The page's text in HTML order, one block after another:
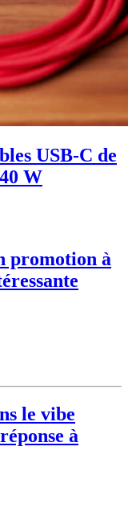
USB-C de
W
promotion à
le vibe
à